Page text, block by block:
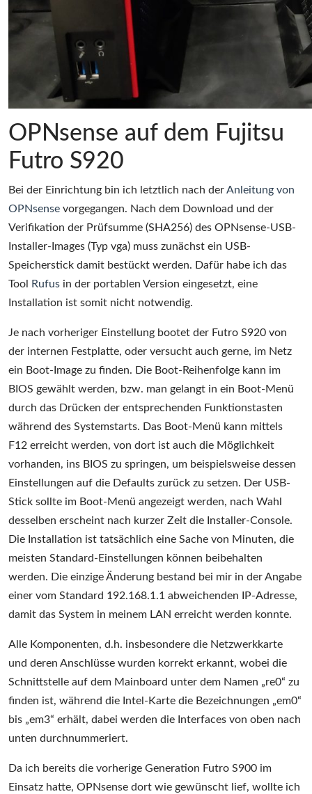
OPNsense auf dem Fujitsu
Futro S920
Bei der Einrichtung bin ich letztlich nach derAnleitung von
OPNsense vorgegangen. Nach dem Download und der
Verifikation der Prüfsumme (SHA256) des OPNsense-USB-
Installer-Images (Typ vga) muss zunächst ein USB-
Speicherstick damit bestückt werden. Dafür habe ich das
Tool
Rufus in der portablen Version eingesetzt, eine
Installation ist somit nicht notwendig.
Je nach vorheriger Einstellung bootet der Futro S920 von
der internen Festplatte, oder versucht auch gerne, im Netz
ein Boot-Image zu finden. Die Boot-Reihenfolge kann im
BIOS gewählt werden, bzw. man gelangt in ein Boot-Menü
durch das Drücken der entsprechenden Funktionstasten
während des Systemstarts. Das Boot-Menü kann mittels
F12 erreicht werden, von dort ist auch die Möglichkeit
vorhanden, ins BIOS zu springen, um beispielsweise dessen
Einstellungen auf die Defaults zurück zu setzen. Der USB-
Stick sollte im Boot-Menü angezeigt werden, nach Wahl
desselben erscheint nach kurzer Zeit die Installer-Console.
Die Installation ist tatsächlich eine Sache von Minuten, die
meisten Standard-Einstellungen können beibehalten
werden. Die einzige Änderung bestand bei mir in der Angabe
einer vom Standard 192.168.1.1 abweichenden IP-Adresse,
damit das System in meinem LAN erreicht werden konnte.
Alle Komponenten, d.h. insbesondere die Netzwerkkarte
und deren Anschlüsse wurden korrekt erkannt, wobei die
Schnittstelle auf dem Mainboard unter dem Namen „re0“ zu
finden ist, während die Intel-Karte die Bezeichnungen „em0“
bis „em3“ erhält, dabei werden die Interfaces von oben nach
unten durchnummeriert.
Da ich bereits die vorherige Generation Futro S900 im
Einsatz hatte, OPNsense dort wie gewünscht lief, wollte ich